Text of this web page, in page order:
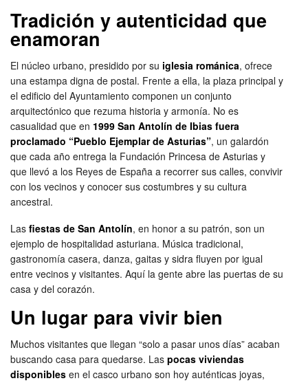
Tradición y autenticidad que
enamoran
El núcleo urbano, presidido por su iglesia románica, ofrece
una estampa digna de postal. Frente a ella, la plaza principal y
el edificio del Ayuntamiento componen un conjunto
arquitectónico que rezuma historia y armonía. No es
casualidad que en 1999 San Antolín de Ibias fuera
proclamado “Pueblo Ejemplar de Asturias”, un galardón
que cada año entrega la Fundación Princesa de Asturias y
que llevó a los Reyes de España a recorrer sus calles, convivir
con los vecinos y conocer sus costumbres y su cultura
ancestral.
Las fiestas de San Antolín, en honor a su patrón, son un
ejemplo de hospitalidad asturiana. Música tradicional,
gastronomía casera, danza, gaitas y sidra fluyen por igual
entre vecinos y visitantes. Aquí la gente abre las puertas de su
casa y del corazón.
Un lugar para vivir bien
Muchos visitantes que llegan “solo a pasar unos días” acaban
buscando casa para quedarse. Las pocas viviendas
disponibles en el casco urbano son hoy auténticas joyas,